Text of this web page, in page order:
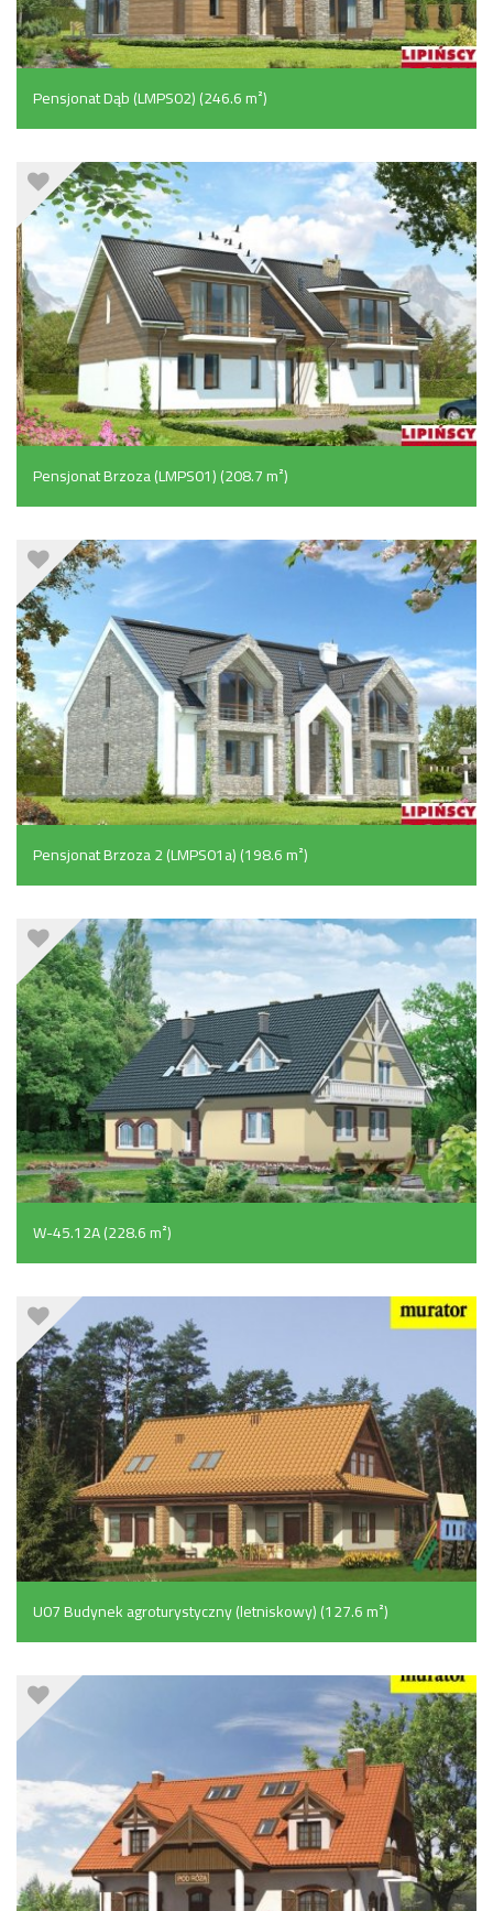
Pensjonat Dąb (LMPS02) (246.6 m²)
Pensjonat Brzoza (LMPS01) (208.7 m²)
Pensjonat Brzoza 2 (LMPS01a) (198.6 m²)
W-45.12A (228.6 m²)
U07 Budynek agroturystyczny (letniskowy) (127.6 m²)